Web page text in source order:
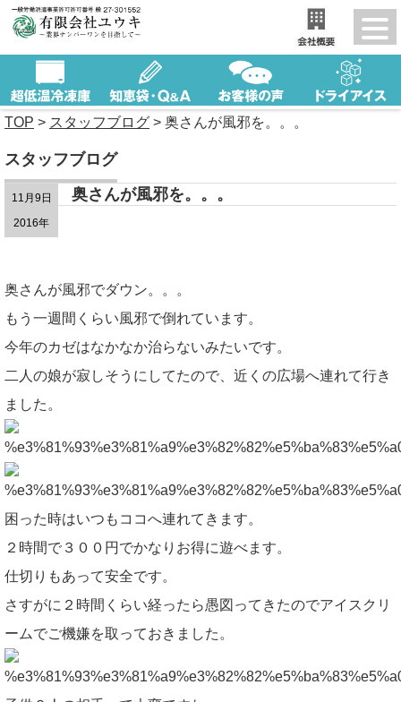
TOP > スタッフブログ > 奥さんが風邪を。。。
スタッフブログ
11月9日
2016年
奥さんが風邪を。。。
奥さんが風邪でダウン。。。
もう一週間くらい風邪で倒れています。
今年のカゼはなかなか治らないみたいです。
二人の娘が寂しそうにしてたので、近くの広場へ連れて行き
ました。
困った時はいつもココへ連れてきます。
２時間で３００円でかなりお得に遊べます。
仕切りもあって安全です。
さすがに２時間くらい経ったら愚図ってきたのでアイスクリ
ームでご機嫌を取っておきました。